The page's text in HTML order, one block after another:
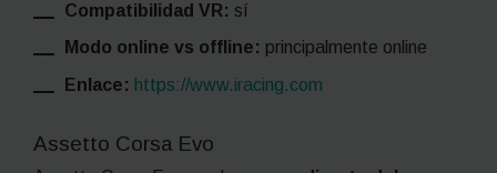
Compatibilidad VR: sí
Modo online vs offline: principalmente online
Enlace: https://www.iracing.com
Assetto Corsa Evo